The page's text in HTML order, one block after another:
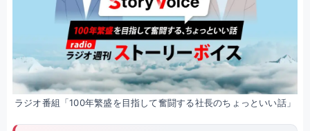
ラジオ番組「100年繁盛を目指して奮闘する社長のちょっといい話」